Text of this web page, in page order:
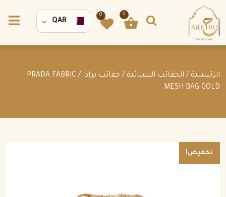
0
0
QAR
الرئيسية / الحقائب النسائية / حقائب برادا
/ PRADA FABRIC
MESH BAG GOLD
تخفيض!